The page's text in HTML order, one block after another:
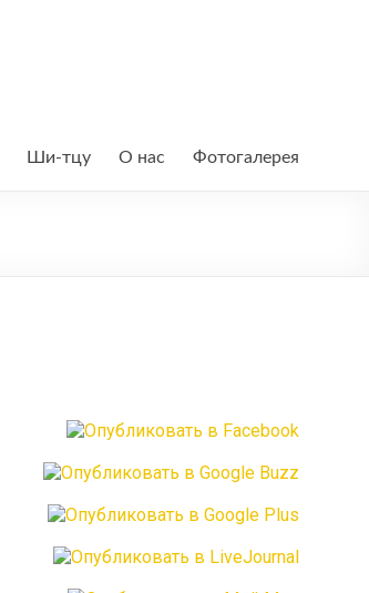
Ши-тцу О нас Фотогалерея